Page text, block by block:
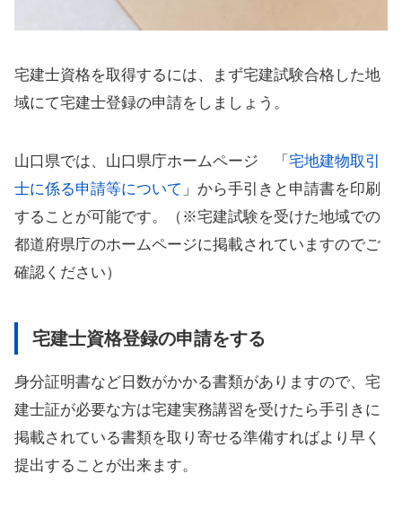
宅建士資格を取得するには、まず宅建試験合格した地
域にて宅建士登録の申請をしましょう。
山口県では、山口県庁ホームページ 「 宅地建物取引
士に係る申請等について 」から手引きと申請書を印刷
することが可能です。（※宅建試験を受けた地域での
都道府県庁のホームページに掲載されていますのでご
確認ください）
宅建士資格登録の申請をする
身分証明書など日数がかかる書類がありますので、宅
建士証が必要な方は宅建実務講習を受けたら手引きに
掲載されている書類を取り寄せる準備すればより早く
提出することが出来ます。